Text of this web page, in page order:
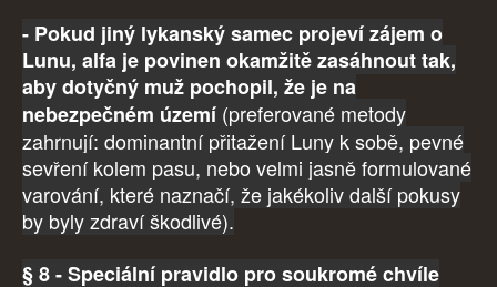
- Pokud jiný lykanský samec projeví zájem o
Lunu, alfa je povinen okamžitě zasáhnout tak,
aby dotyčný muž pochopil, že je na
nebezpečném území (preferované metody
zahrnují: dominantní přitažení Luny k sobě, pevné
sevření kolem pasu, nebo velmi jasně formulované
varování, které naznačí, že jakékoliv další pokusy
by byly zdraví škodlivé).
§ 8 - Speciální pravidlo pro soukromé chvíle